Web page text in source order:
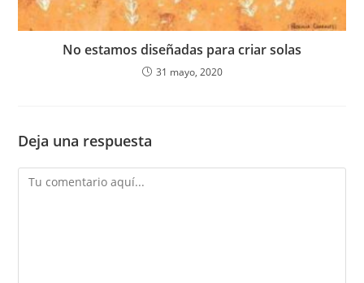
No estamos diseñadas para criar solas
31 mayo, 2020
Deja una respuesta